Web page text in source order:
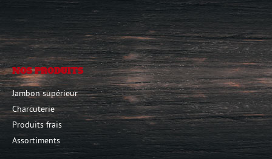
NOS PRODUITS
Jambon supérieur
Charcuterie
Produits frais
Assortiments